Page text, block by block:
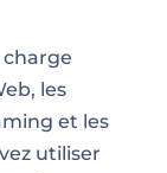
les
et les
utiliser